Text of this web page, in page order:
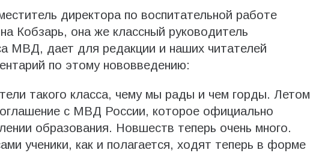
директора по воспитательной работе
Кобзарь, она же классный руководитель
МВД, дает для редакции и наших читателей
по этому нововведению:
такого класса, чему мы рады и чем горды. Летом
с МВД России, которое официально
образования. Новшеств теперь очень много.
ученики, как и полагается, ходят теперь в форме